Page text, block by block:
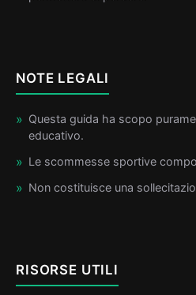
NOTE LEGALI
Questa guida ha scopo
educativo.
Le scommesse sportive
Non costituisce una
RISORSE UTILI